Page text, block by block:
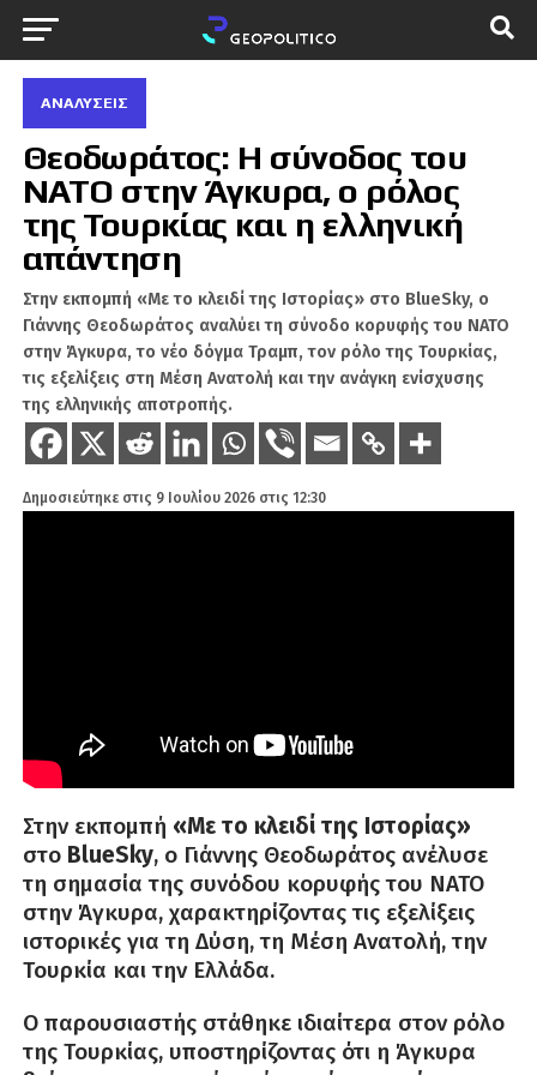
ΑΝΑΛΎΣΕΙΣ
Θεοδωράτος: Η σύνοδος του
ΝΑΤΟ στην Άγκυρα, ο ρόλος
της Τουρκίας και η ελληνική
απάντηση
Στην εκπομπή «Με το κλειδί της Ιστορίας» στο BlueSky, ο
Γιάννης Θεοδωράτος αναλύει τη σύνοδο κορυφής του ΝΑΤΟ
στην Άγκυρα, το νέο δόγμα Τραμπ, τον ρόλο της Τουρκίας,
τις εξελίξεις στη Μέση Ανατολή και την ανάγκη ενίσχυσης
της ελληνικής αποτροπής.
Δημοσιεύτηκε στις 9 Ιουλίου 2026 στις 12:30
Στην εκπομπή «Με το κλειδί της Ιστορίας»
στο BlueSky, ο Γιάννης Θεοδωράτος ανέλυσε
τη σημασία της συνόδου κορυφής του ΝΑΤΟ
στην Άγκυρα, χαρακτηρίζοντας τις εξελίξεις
ιστορικές για τη Δύση, τη Μέση Ανατολή, την
Τουρκία και την Ελλάδα.
Ο παρουσιαστής στάθηκε ιδιαίτερα στον ρόλο
της Τουρκίας, υποστηρίζοντας ότι η Άγκυρα